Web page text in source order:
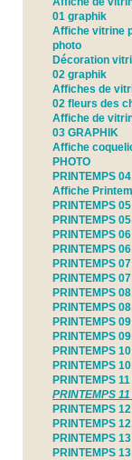
01 graphik
Affiche vitrine
photo
Décoration
02 graphik
Affiches de
02 fleurs des
Affiche de
03 GRAPHIK
Affiche
PHOTO
PRINTEMPS
Affiche
PRINTEMPS
PRINTEMPS
PRINTEMPS
PRINTEMPS
PRINTEMPS
PRINTEMPS
PRINTEMPS
PRINTEMPS
PRINTEMPS
PRINTEMPS
PRINTEMPS
PRINTEMPS
PRINTEMPS
PRINTEMPS
PRINTEMPS
PRINTEMPS
PRINTEMPS
PRINTEMPS